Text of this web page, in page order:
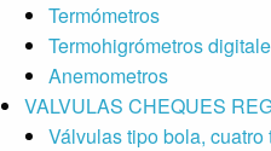
Termómetros
Termohigrómetros
Anemometros
VALVULAS CHEQUES
Válvulas tipo bola,